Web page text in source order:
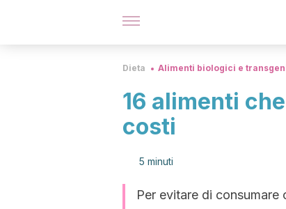
Dieta Alimenti biologici e
16 alimenti
costi
5 minuti
Per evitare di